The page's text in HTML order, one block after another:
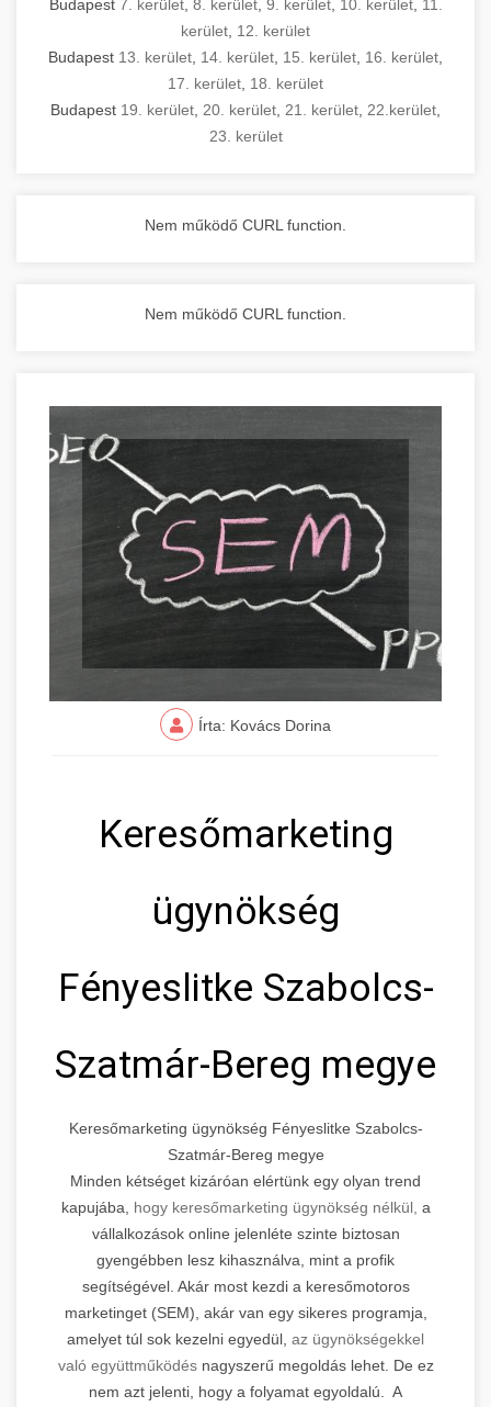
Budapest 7. kerület, 8. kerület, 9. kerület, 10. kerület, 11.
kerület 12. kerület
Budapest 13. kerület 14. kerület 15. kerület 16. kerület
17. kerület 18. kerület
Budapest 19. kerület 20. kerület 21. kerület 22.kerület
23. kerület
Nem működő CURL function.
Nem működő CURL function.
Írta: Kovács Dorina
Keresőmarketing
ügynökség
Fényeslitke Szabolcs-
Szatmár-Bereg megye
Keresőmarketing ügynökség Fényeslitke Szabolcs-
Szatmár-Bereg megye
Minden kétséget kizáróan elértünk egy olyan trend
kapujába, hogy keresőmarketing ügynökség nélkül, a
vállalkozások online jelenléte szinte biztosan
gyengébben lesz kihasználva, mint a profik
segítségével. Akár most kezdi a keresőmotoros
marketinget (SEM), akár van egy sikeres programja,
amelyet túl sok kezelni egyedül, az ügynökségekkel
való együttműködésnagyszerű megoldás lehet. De ez
nem azt jelenti, hogy a folyamat egyoldalú. A